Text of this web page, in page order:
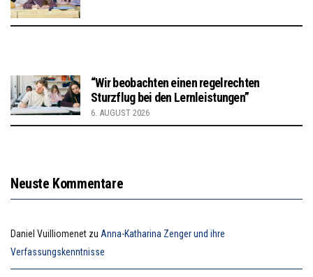
“Wir beobachten einen regelrechten
Sturzflug bei den Lernleistungen”
6. AUGUST 2026
Neuste Kommentare
Daniel Vuilliomenet zu Anna-Katharina Zenger und ihre
Verfassungskenntnisse